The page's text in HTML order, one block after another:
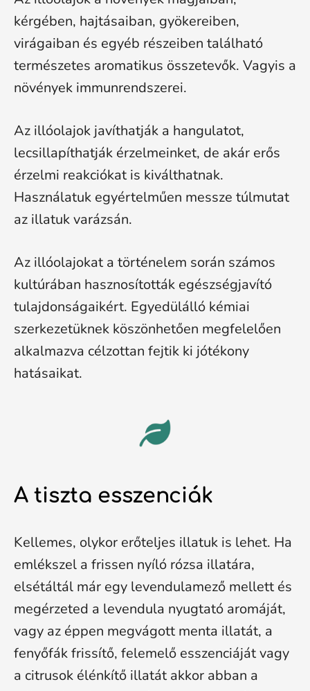
kérgében, hajtásaiban, gyökereiben,
virágaiban és egyéb részeiben található
természetes aromatikus összetevők. Vagyis a
növények immunrendszerei.
Az illóolajok javíthatják a hangulatot,
lecsillapíthatják érzelmeinket, de akár erős
érzelmi reakciókat is kiválthatnak.
Használatuk egyértelműen messze túlmutat
az illatuk varázsán.
Az illóolajokat a történelem során számos
kultúrában hasznosították egészségjavító
tulajdonságaikért. Egyedülálló kémiai
szerkezetüknek köszönhetően megfelelően
alkalmazva célzottan fejtik ki jótékony
hatásaikat.
A tiszta esszenciák
Kellemes, olykor erőteljes illatuk is lehet. Ha
emlékszel a frissen nyíló rózsa illatára,
elsétáltál már egy levendulamező mellett és
megérzeted a levendula nyugtató aromáját,
vagy az éppen megvágott menta illatát, a
fenyőfák frissítő, felemelő esszenciáját vagy
a citrusok élénkítő illatát akkor abban a